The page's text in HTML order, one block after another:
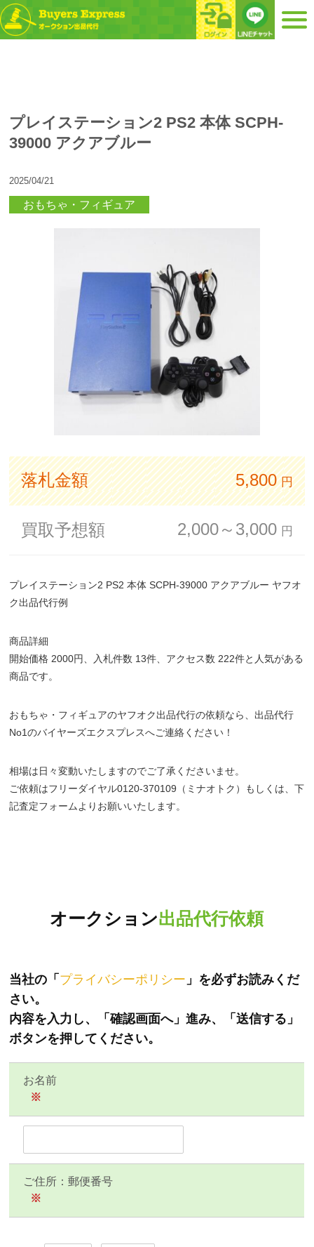
プレイステーション2 PS2 本体 SCPH-
39000 アクアブルー
2025/04/21
おもちゃ・フィギュア
落札金額 5,800 円
買取予想額 2,000～3,000 円
プレイステーション2 PS2 本体 SCPH-39000 アクアブルー ヤフオ
ク出品代行例
商品詳細
開始価格 2000円、入札件数 13件、アクセス数 222件と人気がある
商品です。
おもちゃ・フィギュアのヤフオク出品代行の依頼なら、出品代行
No1のバイヤーズエクスプレスへご連絡ください！
相場は日々変動いたしますのでご了承くださいませ。
ご依頼はフリーダイヤル0120-370109（ミナオトク）もしくは、下
記査定フォームよりお願いいたします。
オークション出品代行依頼
当社の「 プライバシーポリシー 」を必ずお読みくだ
さい。
内容を入力し、「確認画面へ」進み、「送信する」
ボタンを押してください。
お名前
※
ご住所：郵便番号
※